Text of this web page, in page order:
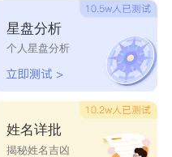
明出处
星盘分析
个人星盘分析
姓名详批
揭秘姓名吉凶